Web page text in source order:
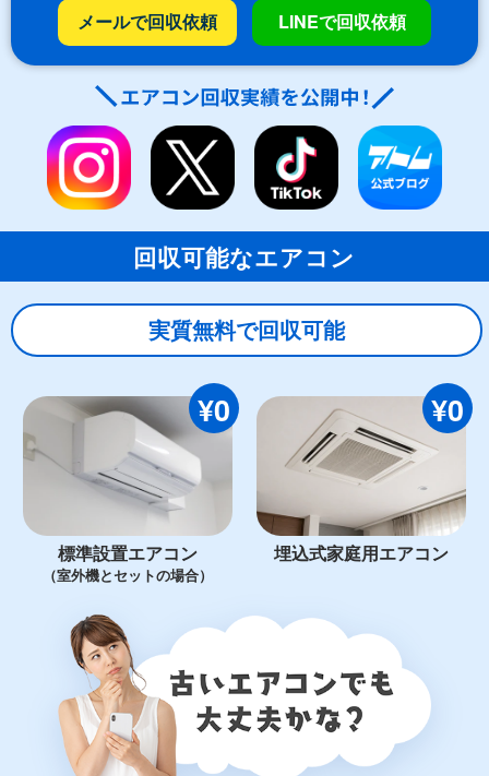
メールで回収依頼 LINEで回収依頼
回収可能なエアコン
実質無料で回収可能
¥0
標準設置エアコン
（室外機とセットの場合）
¥0
埋込式家庭用エアコン